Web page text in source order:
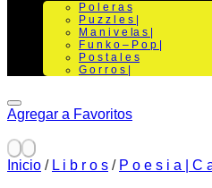
P o l e r a s
P u z z l e s |
M a n i v e la s |
F u n k o – P o p |
P o s t a l e s
G o r r o s |
Agregar a Favoritos
Inicio / L i b r o s / P o e s i a | C